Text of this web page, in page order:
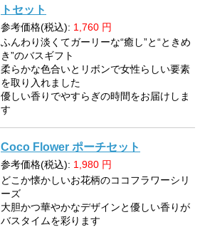
トセット
参考価格(税込): 1,760 円
ふんわり淡くてガーリーな“癒し”と“ときめ
き”のバスギフト
柔らかな色合いとリボンで女性らしい要素
を取り入れました
優しい香りでやすらぎの時間をお届けしま
す
Coco Flower ポーチセット
参考価格(税込): 1,980 円
どこか懐かしいお花柄のココフラワーシリ
ーズ
大胆かつ華やかなデザインと優しい香りが
バスタイムを彩ります